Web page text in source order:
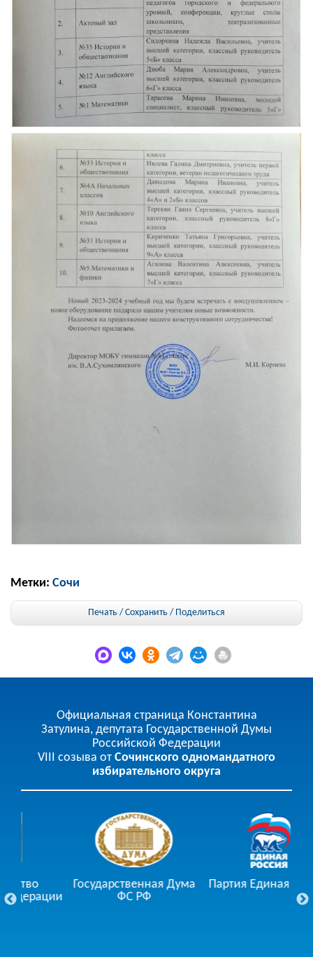
Метки: Сочи
Печать / Сохранить / Поделиться
Официальная страница Константина
Затулина, депутата Государственной Думы
Российской Федерации
VIII созыва от Сочинского одномандатного
избирательного округа
Государственная Дума
Партия Единая Россия